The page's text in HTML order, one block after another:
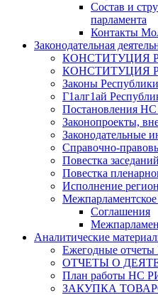
Состав и
парламента
Контакты
Законодательная
КОНСТИТУЦИЯ
КОНСТИТУЦИЯ
Законы
Г1алг1ай
Постановления
Законопроекты,
Законодательные
Справочно-
Повестка
Повестка
Исполнение
Межпарламентское
Соглашения
Аналитические
Ежегодные
ОТЧЕТЫ О
План работы НС
ЗАКУПКА